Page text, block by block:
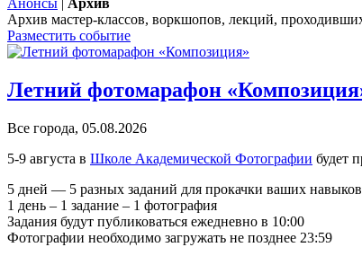
Архив мастер-классов, воркшопов, лекций,
Разместить событие
Летний фотомарафон
Все города, 05.08.2026
5-9 августа в Школе Академической Фотографии будет
5 дней — 5 разных заданий для прокачки ваших
1 день – 1 задание – 1 фотография
Задания будут публиковаться ежедневно в 10:00
Фотографии необходимо загружать не позднее 23:59